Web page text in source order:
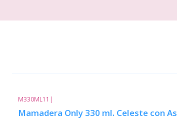
M330ML11 |
Mamadera Only 330 ml. Celeste con